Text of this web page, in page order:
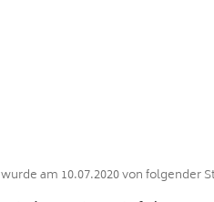
am 10.07.2020 von